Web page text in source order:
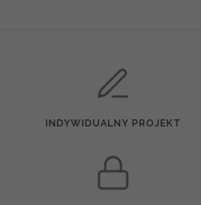
INDYWIDUALNY PROJEKT